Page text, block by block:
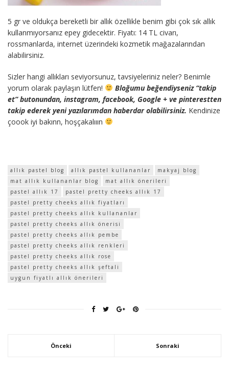
5 gr ve oldukça bereketli bir allık özellikle benim gibi çok sık allık
kullanmıyorsanız epey gidecektir. Fiyatı: 14 TL civarı,
rossmanlarda, internet üzerindeki kozmetik mağazalarından
alabilirsiniz.
Sizler hangi allıkları seviyorsunuz, tavsiyeleriniz neler? Benimle
yorum olarak paylaşın lütfen!
Bloğumu beğendiyseniz “takip
et” butonundan, instagram, facebook, Google + ve pinterestten
takip ederek yeni yazılarımdan haberdar olabilirsiniz. Kendinize
çoook iyi bakınn, hoşçakalııın
allık pastel blog allık pastel kullananlar
makyaj blog
mat allık kullananlar blog
mat allık önerileri
pastel allık 17
pastel pretty cheeks allık 17
pastel pretty cheeks allık fiyatları
pastel pretty cheeks allık kullananlar
pastel pretty cheeks allık önerisi
pastel pretty cheeks allık pembe
pastel pretty cheeks allık renkleri
pastel pretty cheeks allık rose
pastel pretty cheeks allık şeftali
uygun fiyatlı allık önerileri
Önceki Sonraki